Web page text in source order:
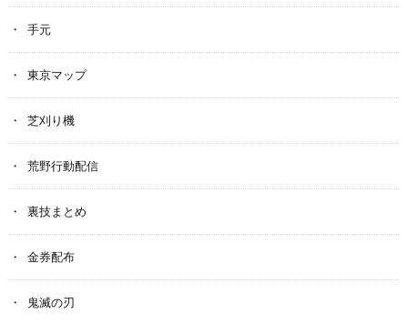
手元
東京マップ
芝刈り機
荒野行動配信
裏技まとめ
金券配布
鬼滅の刃